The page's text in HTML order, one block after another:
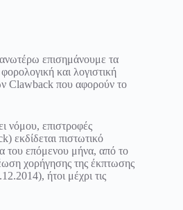
επισημάνουμε τα
και λογιστική
Clawback που αφορούν το
νόμου, επιστροφές
εκδίδεται πιστωτικό
του επόμενου μήνα, από το
χορήγησης της έκπτωσης
ήτοι μέχρι τις